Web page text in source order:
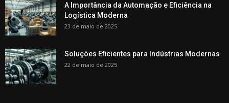
A Importância da Automação e Eficiência na
Logística Moderna
23 de maio de 2025
Soluções Eficientes para Indústrias Modernas
22 de maio de 2025